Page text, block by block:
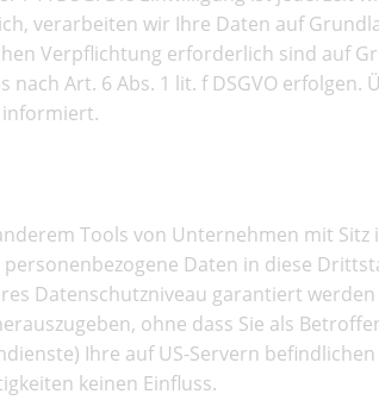
verarbeiten wir Ihre Daten auf
Verpflichtung erforderlich sind auf
nach Art. 6 Abs. 1 lit. f DSGVO
Tools von Unternehmen mit
Daten in diese
Datenschutzniveau garantiert
ohne dass Sie als
Ihre auf US-Servern
keinen Einfluss.